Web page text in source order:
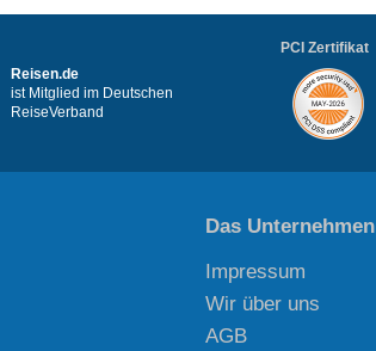
Reisen.de
ist Mitglied im Deutschen
ReiseVerband
PCI Zertifikat
Das Unternehmen
Impressum
Wir über uns
AGB